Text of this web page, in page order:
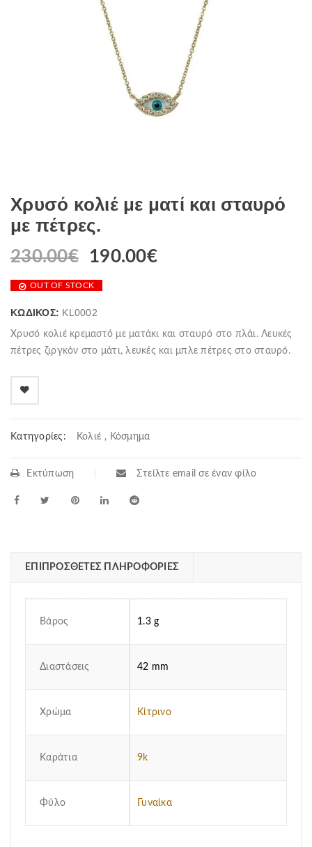
Χρυσό κολιέ με ματί και σταυρό
με πέτρες.
230.00€
Original
was:
190.00€Η
OUT OF STOCK
ΚΩΔΙΚΌΣ: KL0002
Χρυσό κολιέ κρεμαστό με ματάκι και σταυρό στο πλάι. Λευκές
πέτρες ζιργκόν στο μάτι, λευκές και μπλε πέτρες στο σταυρό.
Κατηγορίες: Κολιέ , Κόσμημα
Εκτύπωση Στείλτε email σε έναν φίλο
ΕΠΙΠΡΌΣΘΕΤΕΣ ΠΛΗΡΟΦΟΡΊΕΣ
Βάρος 1.3 g
Διαστάσεις 42 mm
Χρώμα Κίτρινο
Καράτια 9k
Φύλο Γυναίκα